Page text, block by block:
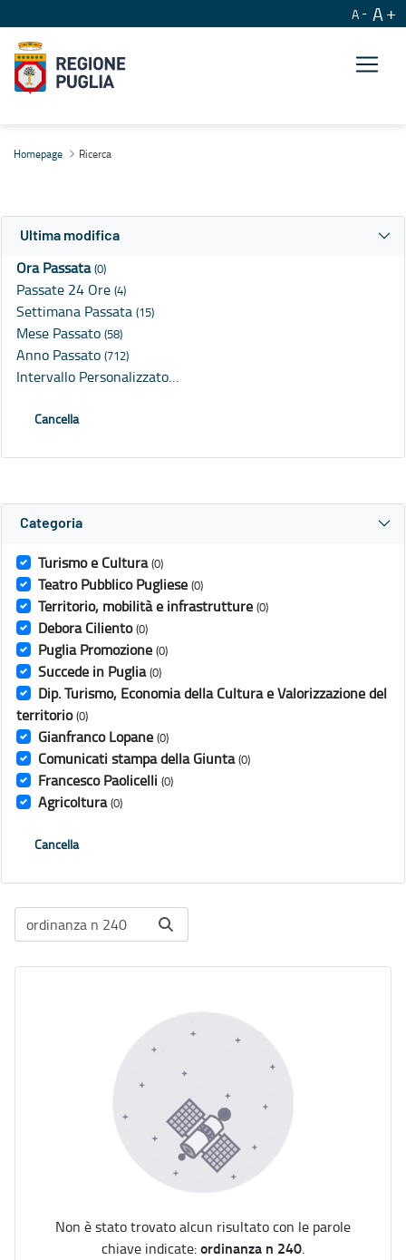
A A
Homepage Ricerca
Ultima modifica
Ora Passata(0)
Passate 24 Ore (4)
Settimana Passata (15)
Mese Passato (58)
Anno Passato (712)
Intervallo Personalizzato…
Cancella
Categoria
Turismo e Cultura (0)
Teatro Pubblico Pugliese (0)
Territorio, mobilità e infrastrutture (0)
Debora Ciliento (0)
Puglia Promozione (0)
Succede in Puglia (0)
Dip. Turismo, Economia della Cultura e Valorizzazione del
territorio (0)
Gianfranco Lopane (0)
Comunicati stampa della Giunta (0)
Francesco Paolicelli (0)
Agricoltura (0)
Cancella
Non è stato trovato alcun risultato con le parole
chiave indicate:ordinanza n 240.